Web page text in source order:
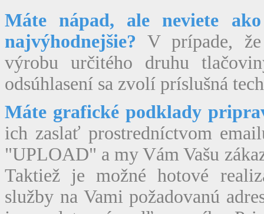
Máte nápad, ale neviete
najvýhodnejšie? V prípade,
výrobu určitého druhu
odsúhlasení sa zvolí príslušná
Máte grafické podklady
ich zaslať prostredníctvom
"UPLOAD" a my Vám Vašu
Taktiež je možné hotové
služby na Vami požadovanú